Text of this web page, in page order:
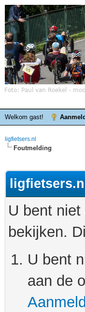
Welkom gast!
ligfietsers.nl
Foutmelding
U bent
bekijken.
U bent
aan de